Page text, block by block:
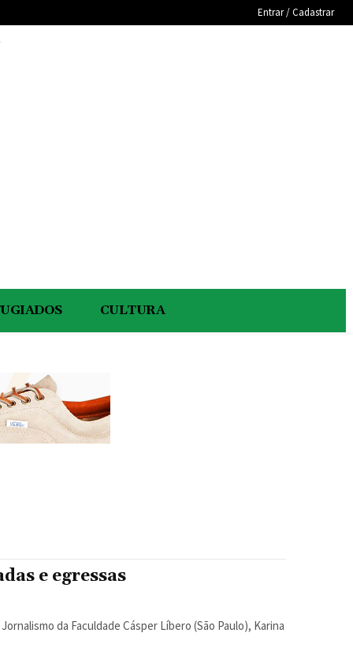
Entrar / Cadastrar
CULTURA
e egressas
da Faculdade Cásper Líbero (São Paulo), Karina